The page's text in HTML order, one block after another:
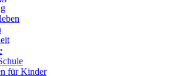
für Kinder